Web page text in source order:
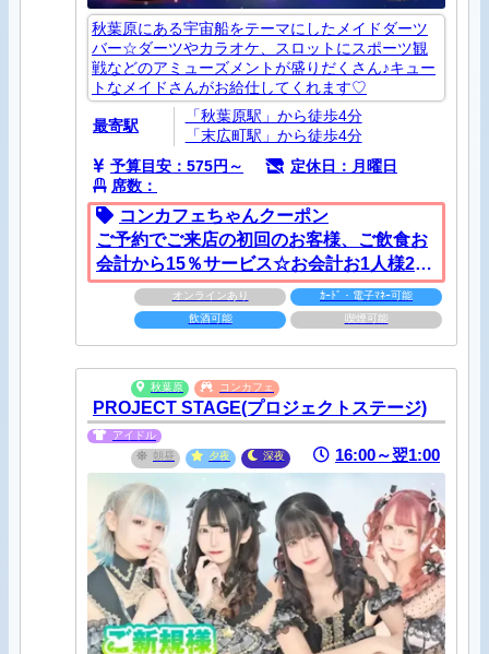
秋葉原にある宇宙船をテーマにしたメイドダーツ
バー☆ダーツやカラオケ、スロットにスポーツ観
戦などのアミューズメントが盛りだくさん♪キュー
トなメイドさんがお給仕してくれます♡
最寄駅
「秋葉原駅」から徒歩4分
「末広町駅」から徒歩4分
予算目安：575円～
定休日：月曜日
席数：
コンカフェちゃんクーポン
ご予約でご来店の初回のお客様、ご飲食お
会計から15％サービス☆お会計お1人様2千
円以上ご利用で適用。サービスの併用、イ
ベント時はご利用できません。
オンラインあり
ｶｰﾄﾞ・電子ﾏﾈｰ可能
飲酒可能
喫煙可能
秋葉原 コンカフェ
PROJECT STAGE(プロジェクトステージ)
アイドル
朝昼
夕夜 深夜 16:00～翌1:00